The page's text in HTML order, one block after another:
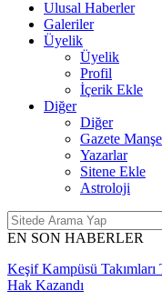
Ulusal Haberler
Galeriler
Üyelik
Üyelik
Profil
İçerik Ekle
Diğer
Diğer
Gazete
Yazarlar
Sitene Ekle
Astroloji
EN SON HABERLER
Keşif Kampüsü Takımları
Hak Kazandı